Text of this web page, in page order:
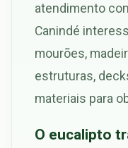
atendimento
Canindé
mourões,
estruturas,
materiais para
O eucalipto